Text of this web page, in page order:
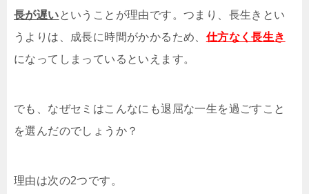
長が遅いということが理由です。つまり、長生きとい
うよりは、成長に時間がかかるため、 仕方なく長生き
になってしまっているといえます。
でも、なぜセミはこんなにも退屈な一生を過ごすこと
を選んだのでしょうか？
理由は次の2つです。